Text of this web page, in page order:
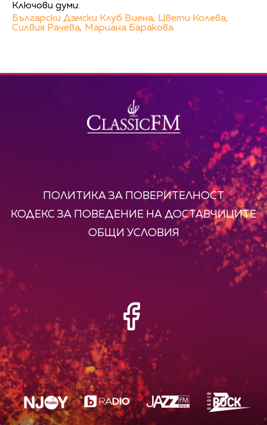
Ключови думи:
Български Дамски Клуб Виена, Цвети Колева,
Силвия Рачева, Мариана Баракова
ПОЛИТИКА ЗА ПОВЕРИТЕЛНОСТ
КОДЕКС ЗА ПОВЕДЕНИЕ НА ДОСТАВЧИЦИТЕ
ОБЩИ УСЛОВИЯ